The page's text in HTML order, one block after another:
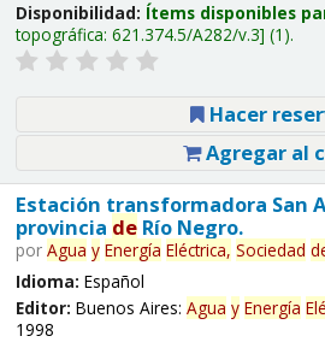
Disponibilidad: Ítems disponibles
topográfica: 621.374.5/A282/v.3 (1).
Hacer
Agregar al
Estación transformadora San
provincia deRío Negro.
por Agua y Energía Eléctrica, Sociedad
Idioma: Español
Editor: Buenos Aires: Agua y Energía
1998